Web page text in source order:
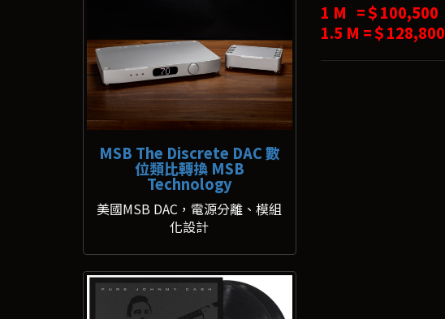
MSB The Discrete DAC 數
位類比轉換 MSB
Technology
美國MSB DAC，電源分離、模組
化設計
1 M =＄100,500
1.5 M =＄128,800